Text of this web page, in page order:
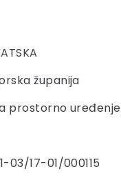
županija
prostorno
03/17-01/000115